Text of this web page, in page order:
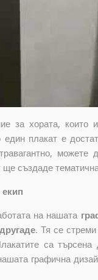
за хората, които
плакат е
ще създаде
на нашата
. Тя се
са
графична